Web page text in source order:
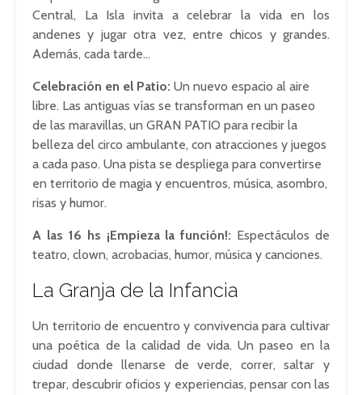
Central, La Isla invita a celebrar la vida en los
andenes y jugar otra vez, entre chicos y grandes.
Además, cada tarde…
Celebración en el Patio: Un nuevo espacio al aire
libre. Las antiguas vías se transforman en un paseo
de las maravillas, un GRAN PATIO para recibir la
belleza del circo ambulante, con atracciones y juegos
a cada paso. Una pista se despliega para convertirse
en territorio de magia y encuentros, música, asombro,
risas y humor.
A las 16 hs ¡Empieza la función!: Espectáculos de
teatro, clown, acrobacias, humor, música y canciones.
La Granja de la Infancia
Un territorio de encuentro y convivencia para cultivar
una poética de la calidad de vida. Un paseo en la
ciudad donde llenarse de verde, correr, saltar y
trepar, descubrir oficios y experiencias, pensar con las